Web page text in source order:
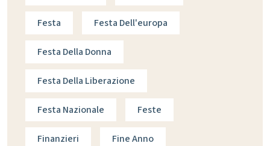
Festa Festa Dell'europa
Festa Della Donna
Festa Della Liberazione
Festa Nazionale Feste
Finanzieri Fine Anno